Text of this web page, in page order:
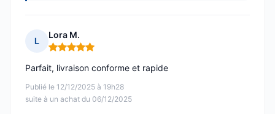
L
Lora M.
Note : 5 sur 5
Publié le 12/12/2025 à 19h28
suite à un achat du 06/12/2025
Parfait, livraison conforme et rapide